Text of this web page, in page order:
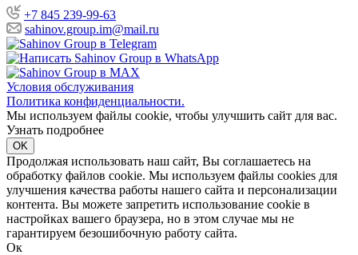
+7 845 239-99-63
sahinov.group.im@mail.ru
Условия обслуживания
Политика конфиденциальности.
Мы используем файлы cookie, чтобы улучшить сайт для вас.
Узнать подробнее
OK
Продолжая использовать наш сайт, Вы соглашаетесь на
обработку файлов cookie. Мы используем файлы cookies для
улучшения качества работы нашего сайта и персонализации
контента. Вы можете запретить использование cookie в
настройках вашего браузера, но в этом случае мы не
гарантируем безошибочную работу сайта.
Ок